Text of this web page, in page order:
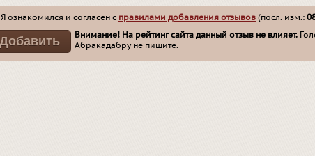
Я ознакомился и согласен с правилами добавления отзывов (посл. изм.:
Внимание! На рейтинг сайта данный отзыв не влияет.
Абракадабру не пишите.